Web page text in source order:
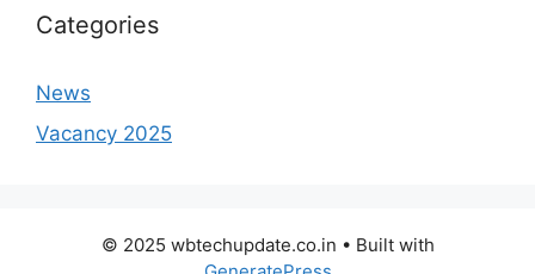
Categories
News
Vacancy 2025
© 2025 wbtechupdate.co.in • Built with